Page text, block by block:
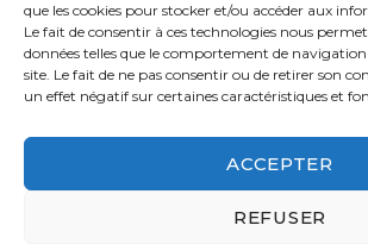
que les cookies pour stocker et/ou accéder aux
Le fait de consentir à ces technologies nous
données telles que le comportement de navigation
site. Le fait de ne pas consentir ou de retirer son
un effet négatif sur certaines caractéristiques et
ACCEPTER
REFUSER
Conditions générales
Protection des données